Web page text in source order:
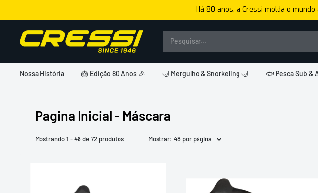
para
conteúdo
Há 80 anos, a Cressi molda o
Cressi
Brasil
Nossa História 🎂 Edição 80 Anos 🎉 🤿 Mergulho & Snorkeling 🤿 🐟 Pesca Sub &
Pagina Inicial - Máscara
Mostrando 1 - 48 de 72 produtos Mostrar: 48 por página